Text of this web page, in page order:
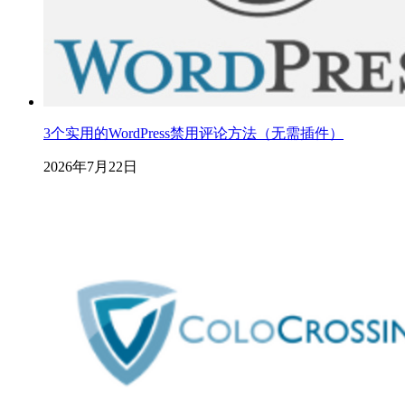
3个实用的WordPress禁用评论方法（无需插件）
2026年7月22日